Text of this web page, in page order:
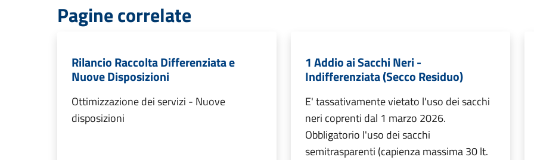
Pagine correlate
Rilancio Raccolta Differenziata e
Nuove Disposizioni
Ottimizzazione dei servizi - Nuove
disposizioni
1 Addio ai Sacchi Neri -
Indifferenziata (Secco Residuo)
E' tassativamente vietato l'uso dei sacchi
neri coprenti dal 1 marzo 2026.
Obbligatorio l'uso dei sacchi
semitrasparenti (capienza massima 30 lt.